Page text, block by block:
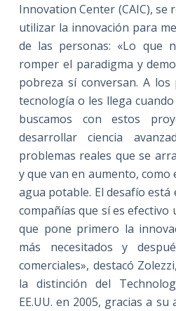
Innovation Center (CAIC), se
utilizar la innovación para
de las personas: «Lo que
romper el paradigma y
pobreza sí conversan. A
tecnología o les llega
buscamos con estos
desarrollar ciencia
problemas reales que se
y que van en aumento, como
agua potable. El desafío está
compañías que sí es efectivo
que pone primero la
más necesitados y
comerciales», destacó
la distinción del
EE.UU. en 2005, gracias a